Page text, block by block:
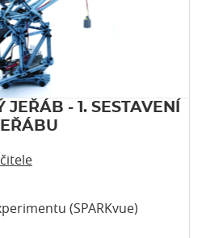
- 1. SESTAVENÍ
(SPARKvue)